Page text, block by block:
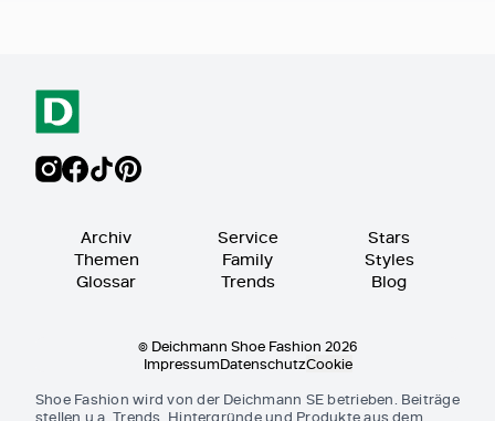
Archiv
Themen
Glossar
Service
Family
Trends
Stars
Styles
Blog
© Deichmann Shoe Fashion 2026
ImpressumDatenschutzCookie
Shoe Fashion wird von der Deichmann SE betrieben. Beiträge
stellen u.a. Trends, Hintergründe und Produkte aus dem